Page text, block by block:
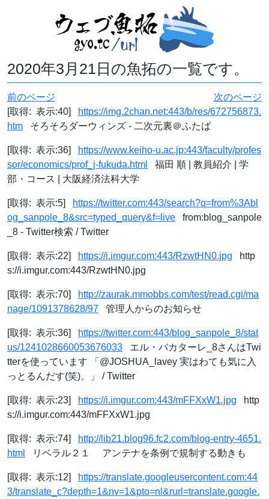
2020年3月21日の魚拓の一覧です。
前のページ
次のページ
[取得: 表示:40]
https://img.2chan.net:443/b/res/672756873.
htm そろそろダーウィンズ - 二次元裏＠ふたば
[取得: 表示:36]
https://www.keiho-u.ac.jp:443/faculty/profes
sor/economics/prof_j-fukuda.html
福田 順 | 教員紹介 | 学
部・コース | 大阪経済法科大学
[取得: 表示:5]
https://twitter.com:443/search?q=from%3Abl
og_sanpole_8&src=typed_query&f=live from:blog_sanpole
_8 - Twitter検索 / Twitter
[取得: 表示:22] https://i.imgur.com:443/RzwtHN0.jpg http
s://i.imgur.com:443/RzwtHN0.jpg
[取得: 表示:70]
http://zaurak.mmobbs.com/test/read.cgi/ma
nage/1091378628/97 管理人からのお知らせ
[取得: 表示:36]
https://twitter.com:443/blog_sanpole_8/stat
us/1241028660053676033 エル・バカターレ_8さんはTwi
tterを使っています 「@JOSHUA_lavey 実はわても気に入
っとるんだす(笑)。」 / Twitter
[取得: 表示:23] https://i.imgur.com:443/mFFXxW1.jpg http
s://i.imgur.com:443/mFFXxW1.jpg
[取得: 表示:74]
http://lib21.blog96.fc2.com/blog-entry-4651.
html
リベラル２１ アンテナを条例で規制する動きも
[取得: 表示:12]
https://translate.googleusercontent.com:44
3/translate_c?depth=1&nv=1&pto=nl&rurl=translate.google.